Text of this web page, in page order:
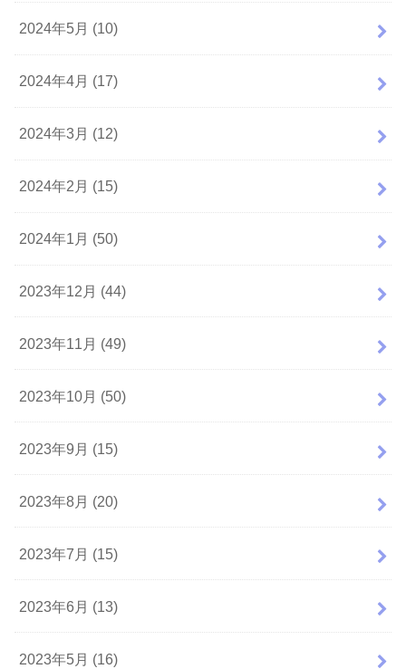
2024年5月 (10)
2024年4月 (17)
2024年3月 (12)
2024年2月 (15)
2024年1月 (50)
2023年12月 (44)
2023年11月 (49)
2023年10月 (50)
2023年9月 (15)
2023年8月 (20)
2023年7月 (15)
2023年6月 (13)
2023年5月 (16)